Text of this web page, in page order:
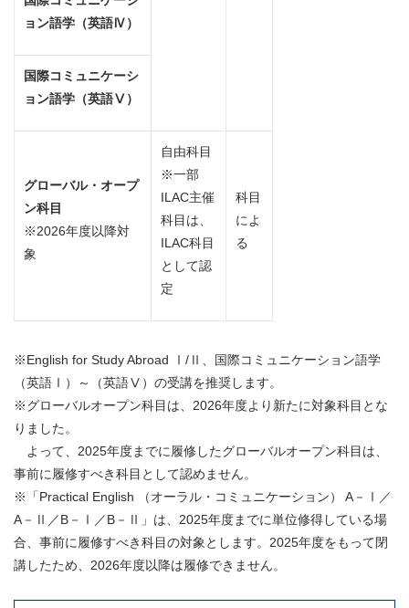
ョン語学（英語Ⅳ）
国際コミュニケーシ
ョン語学（英語Ⅴ）
グローバル・オープ
ン科目
※2026年度以降対
象
自由科目
※一部
ILAC主催
科目は、
ILAC科目
として認
定
科目
によ
る
※English for Study Abroad Ⅰ/Ⅱ、国際コミュニケーション語学
（英語Ⅰ）～（英語Ⅴ）の受講を推奨します。
※グローバルオープン科目は、2026年度より新たに対象科目とな
りました。
よって、2025年度までに履修したグローバルオープン科目は、
事前に履修すべき科目として認めません。
※「Practical English （オーラル・コミュニケーション） A－Ⅰ／
A－Ⅱ／B－Ⅰ／B－Ⅱ」は、2025年度までに単位修得している場
合、事前に履修すべき科目の対象とします。2025年度をもって閉
講したため、2026年度以降は履修できません。